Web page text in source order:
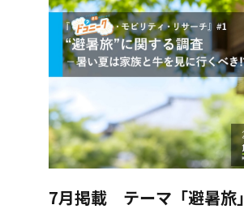
7月掲載 テーマ「避暑旅」